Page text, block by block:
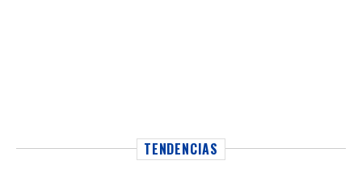
TENDENCIAS